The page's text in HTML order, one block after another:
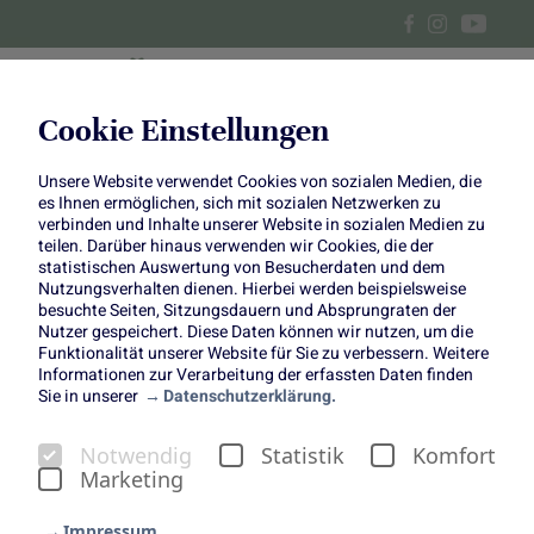
Cookie Einstellungen
Unsere Website verwendet Cookies von sozialen Medien, die
es Ihnen ermöglichen, sich mit sozialen Netzwerken zu
verbinden und Inhalte unserer Website in sozialen Medien zu
teilen. Darüber hinaus verwenden wir Cookies, die der
statistischen Auswertung von Besucherdaten und dem
Nutzungsverhalten dienen. Hierbei werden beispielsweise
besuchte Seiten, Sitzungsdauern und Absprungraten der
Nutzer gespeichert. Diese Daten können wir nutzen, um die
Funktionalität unserer Website für Sie zu verbessern. Weitere
Informationen zur Verarbeitung der erfassten Daten finden
Sie in unserer
Datenschutzerklärung.
Notwendig Statistik
Komfort
Marketing
Fenchelsalat
Food Pairing auf besondere Art
Wusstest ihr, dass in Fenchel doppelt so viel Vitamin C
steckt wie in Orangen? Darüber hinaus enthält Fenchel
Folsäure, Magnesium, Eisen und Kalium. In diesem
Gericht haben wir den besonderen Geschmack des